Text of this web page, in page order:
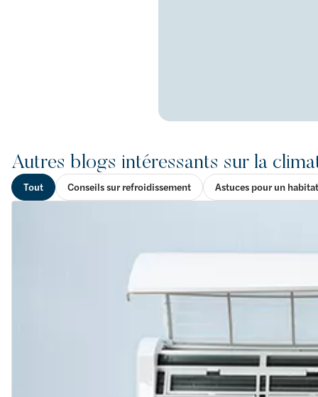
Autres blogs intéressants sur la
Tout Conseils sur refroidissement Astuces pour un